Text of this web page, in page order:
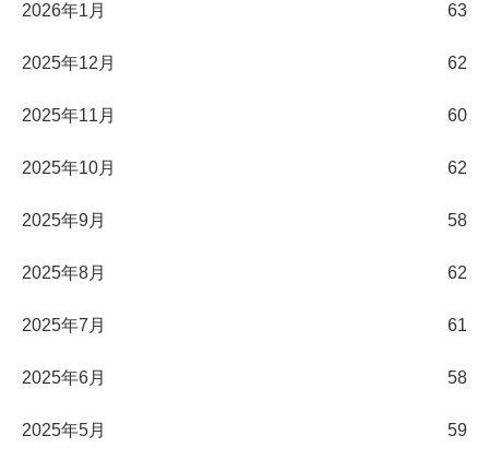
2026年1月 63
2025年12月 62
2025年11月 60
2025年10月 62
2025年9月 58
2025年8月 62
2025年7月 61
2025年6月 58
2025年5月 59